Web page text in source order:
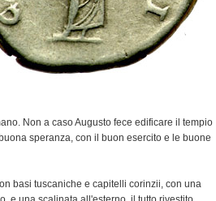
Non a caso Augusto fece edificare il tempio
speranza, con il buon esercito e le buone
basi tuscaniche e capitelli corinzii, con una